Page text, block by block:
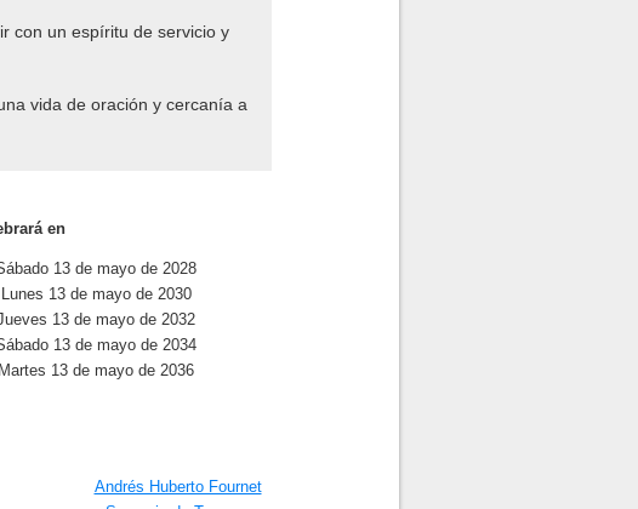
con un espíritu de servicio y
vida de oración y cercanía a
en
13 de mayo de 2028
Lunes 13 de mayo de 2030
13 de mayo de 2032
13 de mayo de 2034
Martes 13 de mayo de 2036
Andrés Huberto Fournet